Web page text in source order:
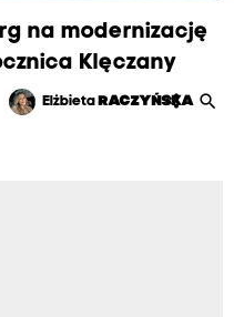
na modernizację
Klęczany
Elżbieta RACZYŃSKA
share search